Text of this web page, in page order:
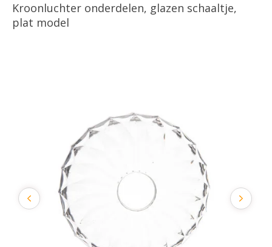
Kroonluchter onderdelen, glazen schaaltje,
plat model